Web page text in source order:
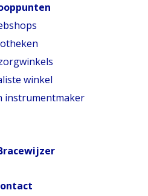
winkel
instrumentmaker